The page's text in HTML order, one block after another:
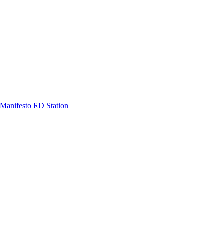
Manifesto RD Station